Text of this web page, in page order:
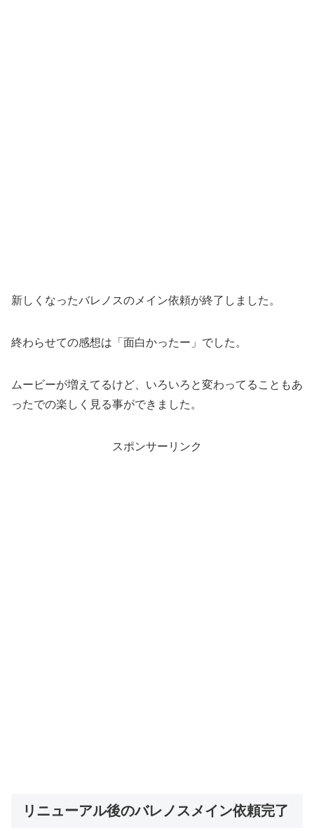
新しくなったバレノスのメイン依頼が終了しました。
終わらせての感想は「面白かったー」でした。
ムービーが増えてるけど、いろいろと変わってることもあ
ったでの楽しく見る事ができました。
スポンサーリンク
リニューアル後のバレノスメイン依頼完了